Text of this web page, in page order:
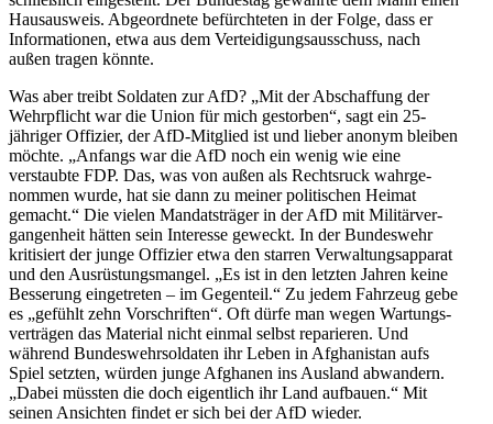
Hausausweis. Abgeordnete befürch­teten in der Folge, dass er
Infor­ma­tionen, etwa aus dem Vertei­di­gungs­aus­schuss, nach
außen tragen könnte.
Was aber treibt Soldaten zur AfD? „Mit der Abschaffung der
Wehrpflicht war die Union für mich gestorben“, sagt ein 25-
jähriger Offizier, der AfD-Mitglied ist und lieber anonym bleiben
möchte. „Anfangs war die AfD noch ein wenig wie eine
verstaubte FDP. Das, was von außen als Rechtsruck wahrge­
nommen wurde, hat sie dann zu meiner politi­schen Heimat
gemacht.“ Die vielen Mandats­träger in der AfD mit Militär­ver­
gan­genheit hätten sein Interesse geweckt. In der Bundeswehr
kriti­siert der junge Offizier etwa den starren Verwal­tungs­ap­parat
und den Ausrüs­tungs­mangel. „Es ist in den letzten Jahren keine
Besserung einge­treten – im Gegenteil.“ Zu jedem Fahrzeug gebe
es „gefühlt zehn Vorschriften“. Oft dürfe man wegen Wartungs­
ver­trägen das Material nicht einmal selbst reparieren. Und
während Bundes­wehr­sol­daten ihr Leben in Afgha­nistan aufs
Spiel setzten, würden junge Afghanen ins Ausland abwandern.
„Dabei müssten die doch eigentlich ihr Land aufbauen.“ Mit
seinen Ansichten findet er sich bei der AfD wieder.